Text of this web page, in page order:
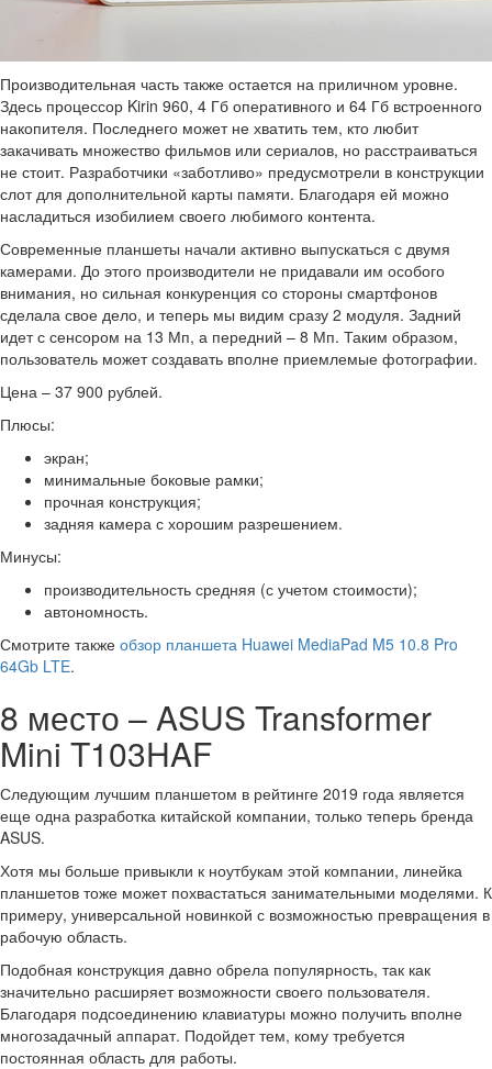
Производительная часть также остается на приличном уровне.
Здесь процессор Kirin 960, 4 Гб оперативного и 64 Гб встроенного
накопителя. Последнего может не хватить тем, кто любит
закачивать множество фильмов или сериалов, но расстраиваться
не стоит. Разработчики «заботливо» предусмотрели в конструкции
слот для дополнительной карты памяти. Благодаря ей можно
насладиться изобилием своего любимого контента.
Современные планшеты начали активно выпускаться с двумя
камерами. До этого производители не придавали им особого
внимания, но сильная конкуренция со стороны смартфонов
сделала свое дело, и теперь мы видим сразу 2 модуля. Задний
идет с сенсором на 13 Мп, а передний – 8 Мп. Таким образом,
пользователь может создавать вполне приемлемые фотографии.
Цена – 37 900 рублей.
Плюсы:
экран;
минимальные боковые рамки;
прочная конструкция;
задняя камера с хорошим разрешением.
Минусы:
производительность средняя (с учетом стоимости);
автономность.
Смотрите также обзор планшета Huawei MediaPad M5 10.8 Pro
64Gb LTE.
8 место – ASUS Transformer
Mini T103HAF
Следующим лучшим планшетом в рейтинге 2019 года является
еще одна разработка китайской компании, только теперь бренда
ASUS.
Хотя мы больше привыкли к ноутбукам этой компании, линейка
планшетов тоже может похвастаться занимательными моделями. К
примеру, универсальной новинкой с возможностью превращения в
рабочую область.
Подобная конструкция давно обрела популярность, так как
значительно расширяет возможности своего пользователя.
Благодаря подсоединению клавиатуры можно получить вполне
многозадачный аппарат. Подойдет тем, кому требуется
постоянная область для работы.